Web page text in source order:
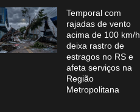
Temporal com
rajadas de vento
acima de 100 km/h
deixa rastro de
estragos no RS e
afeta serviços na
Região
Metropolitana